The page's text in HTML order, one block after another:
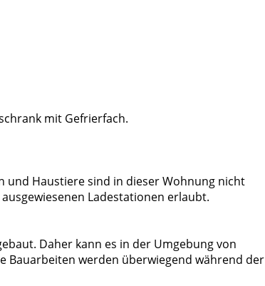
mit Gefrierfach.
und Haustiere sind in dieser Wohnung nicht
Ladestationen erlaubt.
Daher kann es in der Umgebung von
Bauarbeiten werden überwiegend während der